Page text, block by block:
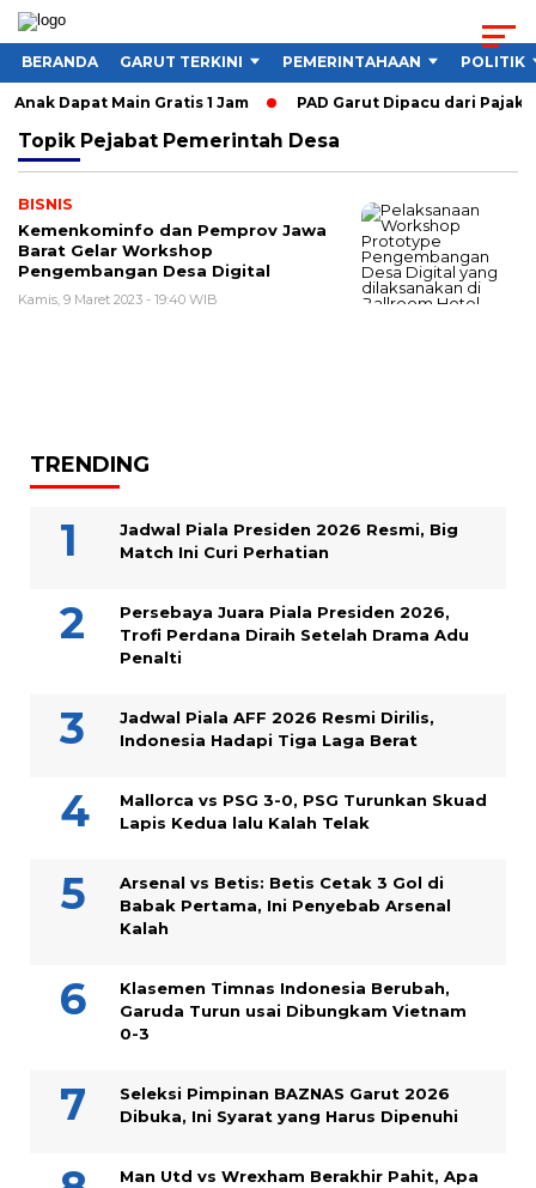
BERANDA GARUT TERKINI PEMERINTAHAAN POLITIK
Dapat Main Gratis 1 Jam PAD Garut Dipacu dari Pajak
Topik Pejabat Pemerintah Desa
BISNIS
Kemenkominfo dan Pemprov Jawa
Barat Gelar Workshop
Pengembangan Desa Digital
Kamis, 9 Maret 2023 - 19:40 WIB
TRENDING
Jadwal Piala Presiden 2026 Resmi, Big
Match Ini Curi Perhatian
Persebaya Juara Piala Presiden 2026,
Trofi Perdana Diraih Setelah Drama Adu
Penalti
Jadwal Piala AFF 2026 Resmi Dirilis,
Indonesia Hadapi Tiga Laga Berat
Mallorca vs PSG 3-0, PSG Turunkan Skuad
Lapis Kedua lalu Kalah Telak
Arsenal vs Betis: Betis Cetak 3 Gol di
Babak Pertama, Ini Penyebab Arsenal
Kalah
Klasemen Timnas Indonesia Berubah,
Garuda Turun usai Dibungkam Vietnam
0-3
Seleksi Pimpinan BAZNAS Garut 2026
Dibuka, Ini Syarat yang Harus Dipenuhi
Man Utd vs Wrexham Berakhir Pahit, Apa